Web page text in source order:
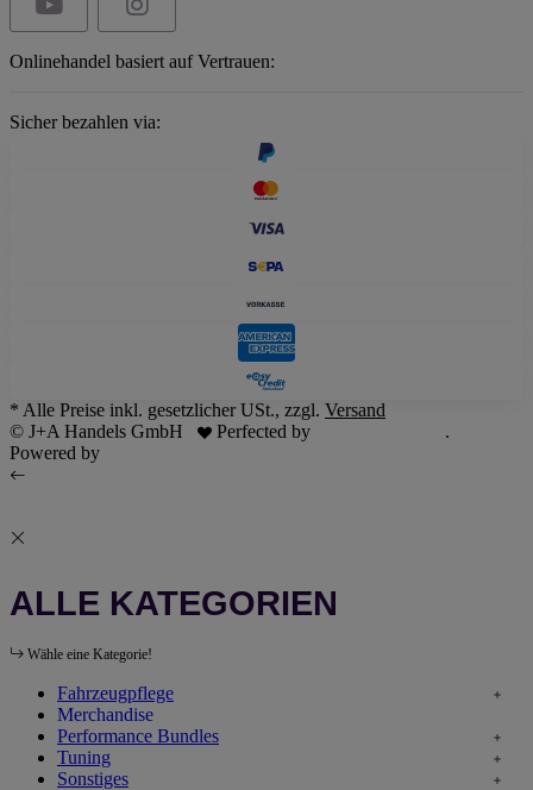
Onlinehandel basiert auf Vertrauen:
Sicher bezahlen via:
* Alle Preise inkl. gesetzlicher USt., zzgl. Versand
© J+A Handels GmbH
Perfected by
.
Powered by
ALLE KATEGORIEN
Wähle eine Kategorie!
Fahrzeugpflege
Merchandise
Performance Bundles
Tuning
Sonstiges